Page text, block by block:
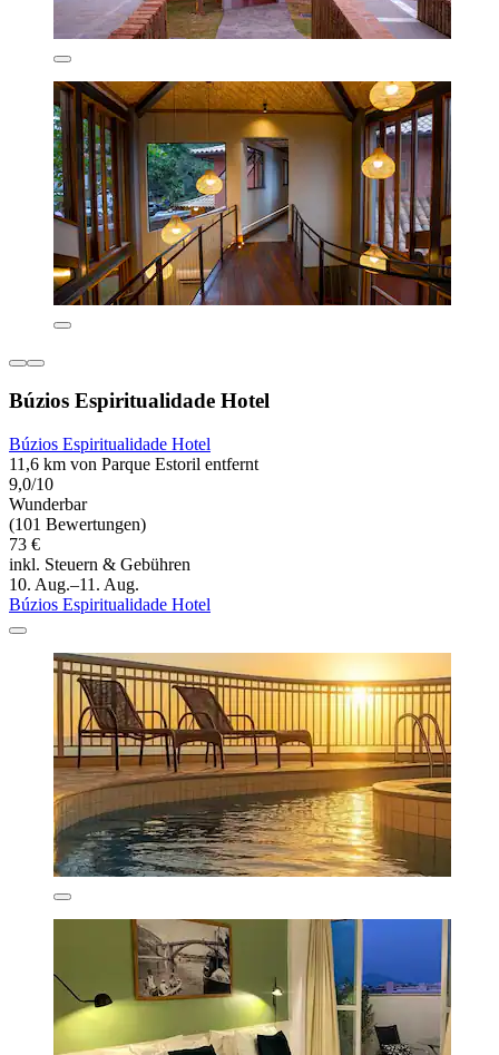
Búzios Espiritualidade Hotel
Búzios Espiritualidade Hotel
11,6 km von Parque Estoril entfernt
9,0/10
Wunderbar
(101 Bewertungen)
73 €
inkl. Steuern & Gebühren
10. Aug.–11. Aug.
Búzios Espiritualidade Hotel